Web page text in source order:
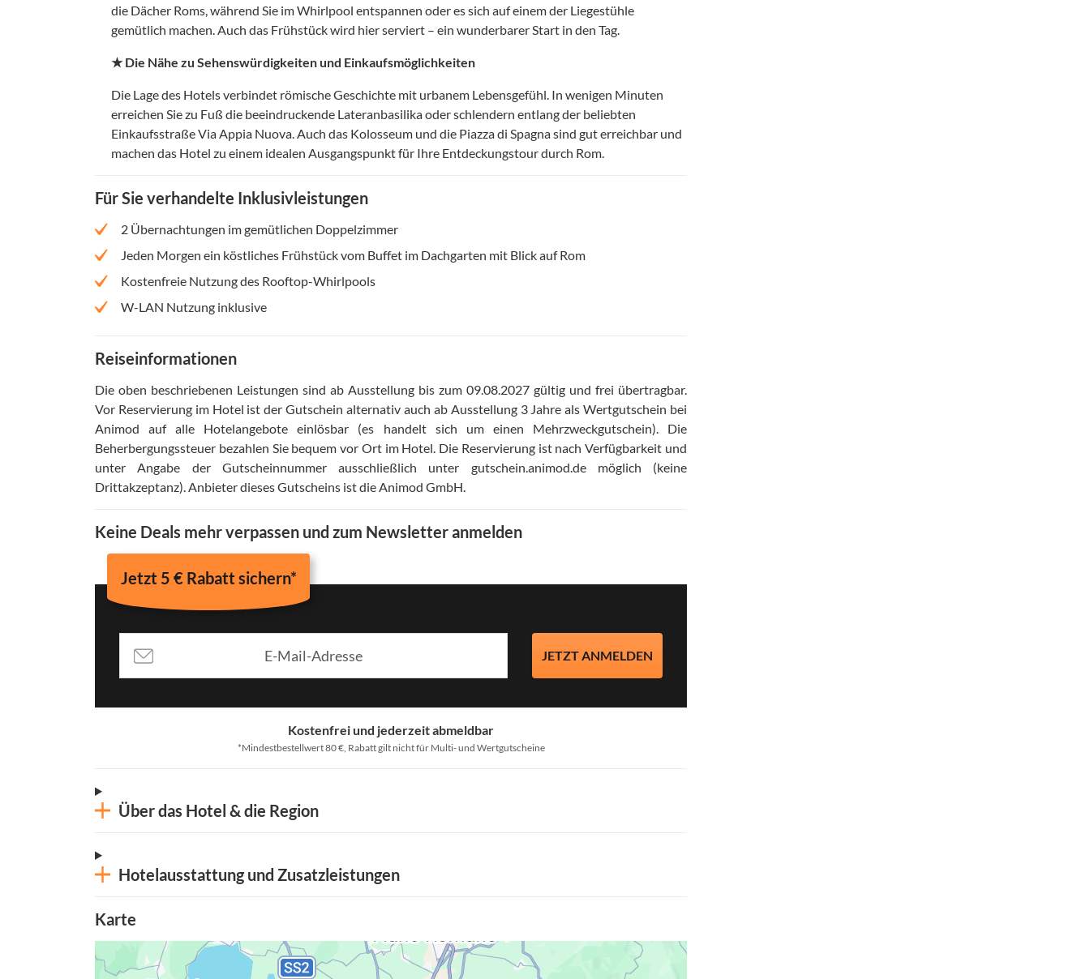
die Dächer Roms, während Sie im Whirlpool entspannen oder es sich auf einem der Liegestühle
gemütlich machen. Auch das Frühstück wird hier serviert – ein wunderbarer Start in den Tag.
★ Die Nähe zu Sehenswürdigkeiten und Einkaufsmöglichkeiten
Die Lage des Hotels verbindet römische Geschichte mit urbanem Lebensgefühl. In wenigen Minuten
erreichen Sie zu Fuß die beeindruckende Lateranbasilika oder schlendern entlang der beliebten
Einkaufsstraße Via Appia Nuova. Auch das Kolosseum und die Piazza di Spagna sind gut erreichbar und
machen das Hotel zu einem idealen Ausgangspunkt für Ihre Entdeckungstour durch Rom.
Für Sie verhandelte Inklusivleistungen
2 Übernachtungen im gemütlichen Doppelzimmer
Jeden Morgen ein köstliches Frühstück vom Buffet im Dachgarten mit Blick auf Rom
Kostenfreie Nutzung des Rooftop-Whirlpools
W-LAN Nutzung inklusive
Reiseinformationen
Die oben beschriebenen Leistungen sind ab Ausstellung bis zum 09.08.2027 gültig und frei übertragbar.
Vor Reservierung im Hotel ist der Gutschein alternativ auch ab Ausstellung 3 Jahre als Wertgutschein bei
Animod auf alle Hotelangebote einlösbar (es handelt sich um einen Mehrzweckgutschein). Die
Beherbergungssteuer bezahlen Sie bequem vor Ort im Hotel. Die Reservierung ist nach Verfügbarkeit und
unter Angabe der Gutscheinnummer ausschließlich unter gutschein.animod.de möglich (keine
Drittakzeptanz).Anbieter dieses Gutscheins ist die Animod GmbH.
Keine Deals mehr verpassen und zum Newsletter anmelden
Jetzt 5 € Rabatt sichern*
JETZT ANMELDEN
Kostenfrei und jederzeit abmeldbar
*Mindestbestellwert 80 €, Rabatt gilt nicht für Multi- und Wertgutscheine
Über das Hotel & die Region
Hotelausstattung und Zusatzleistungen
Karte